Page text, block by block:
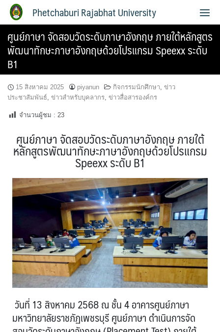
Phetchaburi Rajabhat University
ศูนย์ภาษา จัดสอบวัดระดับภาษาอังกฤษ ภายใต้หลักสูตร
พัฒนาทักษะภาษาอังกฤษด้วยโปรแกรม Speexx ระดับ
B1
15 สิงหาคม 2025 piyanun กิจกรรมนักศึกษา, ข่าว
ประชาสัมพันธ์, ข่าวสำหรับบุคลากร, ข่าวสื่อสารองค์กร
จำนวนผู้ชม : 23
ศูนย์ภาษา จัดสอบวัดระดับภาษาอังกฤษ ภายใต้
หลักสูตรพัฒนาทักษะภาษาอังกฤษด้วยโปรแกรม
Speexx ระดับ B1
วันที่ 13 สิงหาคม 2568 ณ ชั้น 4 อาคารศูนย์ภาษา
มหาวิทยาลัยราชภัฏเพชรบุรี ศูนย์ภาษา ดำเนินการจัด